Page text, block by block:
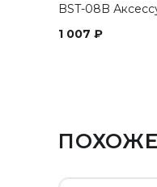
BST-08B
1 007 ₽